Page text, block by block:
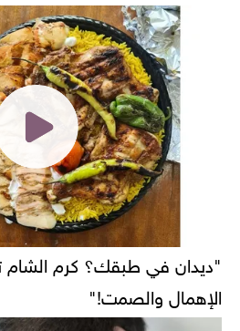
"ديدان في طبقك؟ كرم الشام
الإهمال والصمت!"